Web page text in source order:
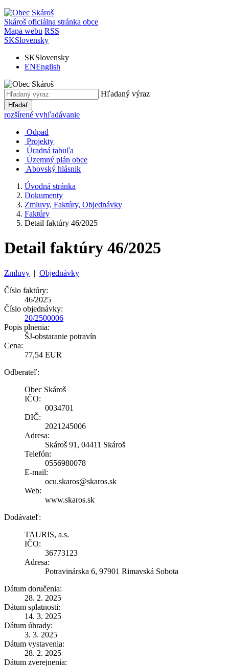
Skároš oficiálna stránka obce
Mapa webu RSS
SKSlovensky
SKSlovensky
ENEnglish
Hľadaný výraz
Hľadať
rozšírené vyhľadávanie
Odpad
Projekty
Úradná tabuľa
Územný plán obce
Abovský hlásnik
Úvodná stránka
Dokumenty
Zmluvy, Faktúry, Objednávky
Faktúry
Detail faktúry 46/2025
Detail faktúry 46/2025
Zmluvy | Objednávky
Číslo faktúry:
46/2025
Číslo objednávky:
20/2500006
Popis plnenia:
ŠJ-obstaranie potravín
Cena:
77,54 EUR
Odberateľ:
Obec Skároš
IČO:
0034701
DIČ:
2021245006
Adresa:
Skároš 91, 04411 Skároš
Telefón:
0556980078
E-mail:
ocu.skaros@skaros.sk
Web:
www.skaros.sk
Dodávateľ:
TAURIS, a.s.
IČO:
36773123
Adresa:
Potravinárska 6, 97901 Rimavská Sobota
Dátum doručenia:
28. 2. 2025
Dátum splatnosti:
14. 3. 2025
Dátum úhrady:
3. 3. 2025
Dátum vystavenia:
28. 2. 2025
Dátum zverejnenia: